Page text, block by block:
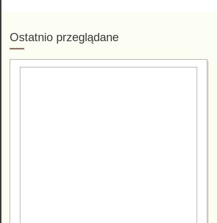
Ostatnio przeglądane